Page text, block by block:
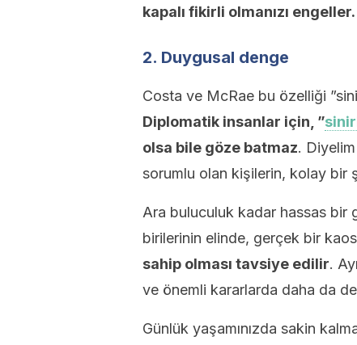
kapalı fikirli olmanızı engeller.
2. Duygusal denge
Costa ve McRae bu özelliği
Diplomatik insanlar için, ”
olsa bile göze batmaz.
sorumlu olan kişilerin, kolay bir
Ara buluculuk kadar hassas bir
birilerinin elinde, gerçek bir
sahip olması tavsiye edilir.
ve önemli kararlarda daha da
Günlük yaşamınızda sakin